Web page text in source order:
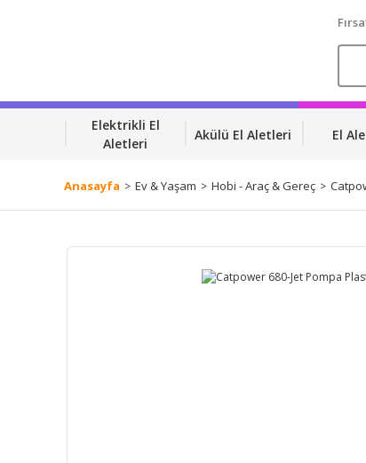
Elektrikli El
Aletleri
Akülü El Aletleri El
Anasayfa Ev & Yaşam Hobi - Araç & Gereç